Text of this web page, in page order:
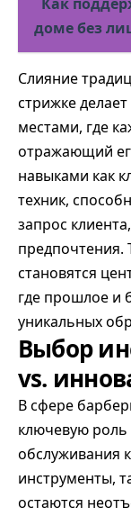
доме без
Слияние
стрижке
местами, где
отражающий
навыками как
техник,
запрос
становятся
где прошлое и
уникальных
Выбор
vs.
В сфере
ключевую роль
обслуживания
инструменты,
остаются